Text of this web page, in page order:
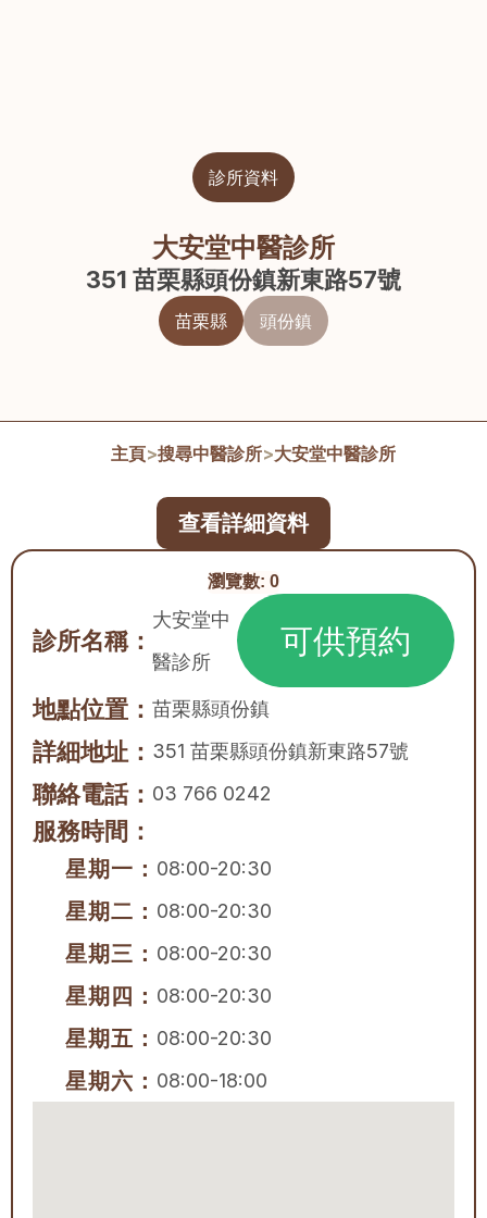
診所資料
大安堂中醫診所
351 苗栗縣頭份鎮新東路57號
苗栗縣 頭份鎮
主頁>搜尋中醫診所>大安堂中醫診所
瀏覽數: 0
診所名稱：
大安堂中
醫診所
可供預約
地點位置： 苗栗縣頭份鎮
詳細地址： 351 苗栗縣頭份鎮新東路57號
聯絡電話： 03 766 0242
服務時間：
星期一： 08:00-20:30
星期二： 08:00-20:30
星期三： 08:00-20:30
星期四： 08:00-20:30
星期五： 08:00-20:30
星期六： 08:00-18:00
查看詳細資料